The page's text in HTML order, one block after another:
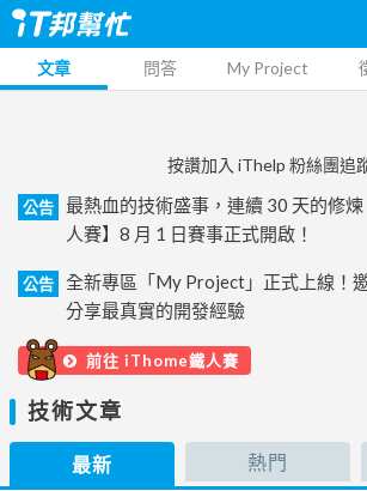
文章 問答 My Project
按讚加入 iThelp 粉絲團追
公告
最熱血的技術盛事，連續 30 天的修
人賽】8 月 1 日賽事正式開啟！
公告
全新專區「My Project」正式上線！
分享最真實的開發經驗
前往 iThome鐵人賽
技術文章
最新 熱門